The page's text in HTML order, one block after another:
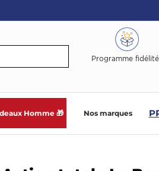
Programme fidélité
Homme 🎁 Nos marques